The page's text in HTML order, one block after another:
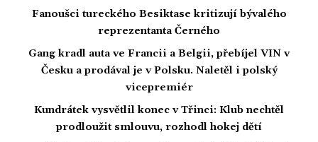
Fanoušci tureckého Besiktase kritizují bývalého
reprezentanta Černého
Gang kradl auta ve Francii a Belgii, přebíjel VIN v
Česku a prodával je v Polsku. Naletěl i polský
vicepremiér
Kundrátek vysvětlil konec v Třinci: Klub nechtěl
prodloužit smlouvu, rozhodl hokej dětí